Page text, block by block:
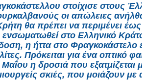
στοίχισε στους
οι απώλειες
θα πρέπει να περιμένει έως
ενσωματωθεί στο Ελληνικό
η ήττα στο Φραγκοκάστελο
Πρόκειται για ένα οπτικό
η δροσιά που εξατμίζεται
σκιές, που μοιάζουν με